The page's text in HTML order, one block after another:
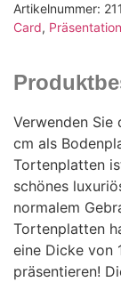
Artikelnummer:
Card, Präsentation
Verwenden Sie
cm als
Tortenplatten
schönes
normalem
Tortenplatten
eine Dicke von
präsentieren!